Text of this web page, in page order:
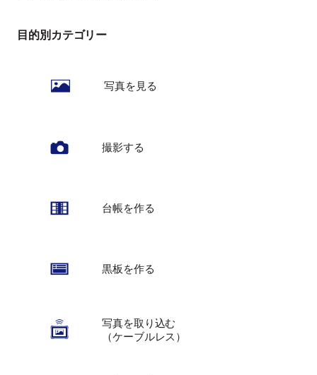
目的別カテゴリー
写真を見る
撮影する
台帳を作る
黒板を作る
写真を取り込む
（ケーブルレス）